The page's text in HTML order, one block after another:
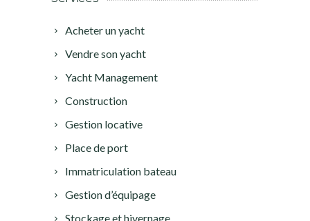
Acheter un yacht
Vendre son yacht
Yacht Management
Construction
Gestion locative
Place de port
Immatriculation bateau
Gestion d’équipage
Stockage et hivernage